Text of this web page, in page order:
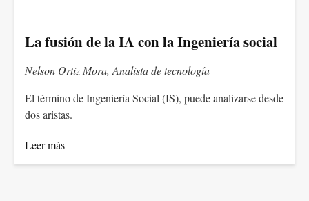
La fusión de la IA con la Ingeniería social
Nelson Ortiz Mora, Analista de tecnología
El término de Ingeniería Social (IS), puede analizarse desde
dos aristas.
Leer más